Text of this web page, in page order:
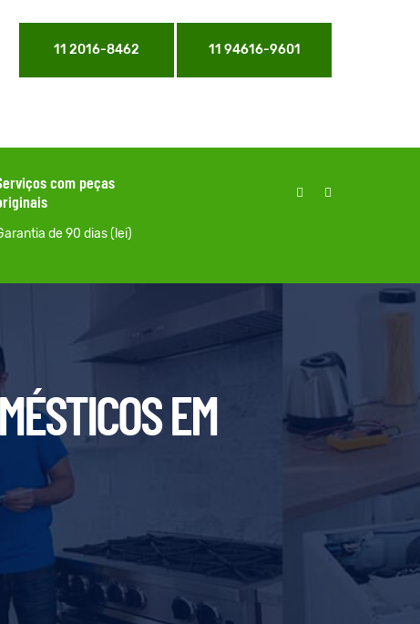
11 2016-8462 11 94616-9601
com peças
de 90 dias (lei)
EM